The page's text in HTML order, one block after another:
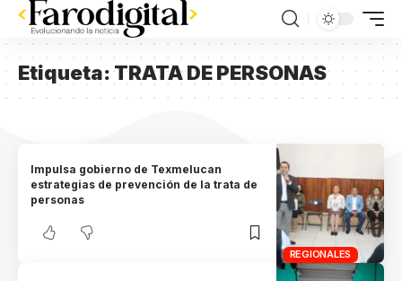
Etiqueta:TRATA DE PERSONAS
REGIONALES
Impulsa gobierno de Texmelucan
estrategias de prevención de la trata de
personas